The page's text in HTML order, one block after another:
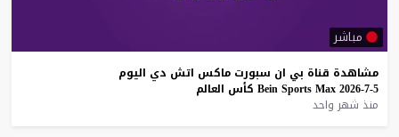
مباشر
مشاهدة قناة بي ان سبورت ماكس اتش دي اليوم
5-7-2026
Bein Sports Max كأس العالم
منذ شهر واحد